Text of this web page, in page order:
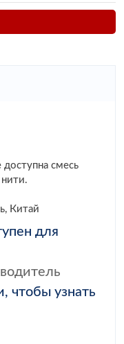
смесь
Китай
для
чтобы узнать